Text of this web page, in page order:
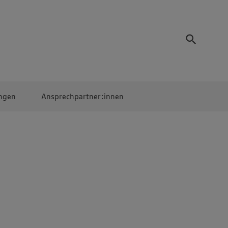
Ansprechpartner:innen